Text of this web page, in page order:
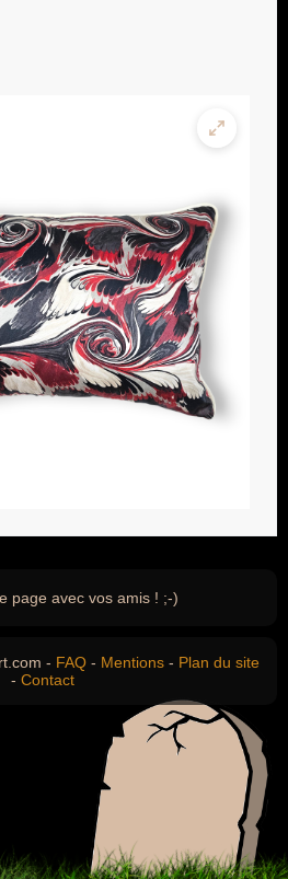
page avec vos amis ! ;-)
- FAQ - Mentions - Plan du site
- Contact